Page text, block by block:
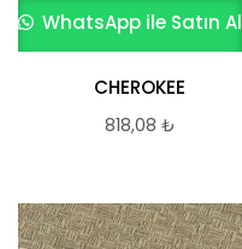
WhatsApp ile Satın Al
CHEROKEE
818,08 ₺